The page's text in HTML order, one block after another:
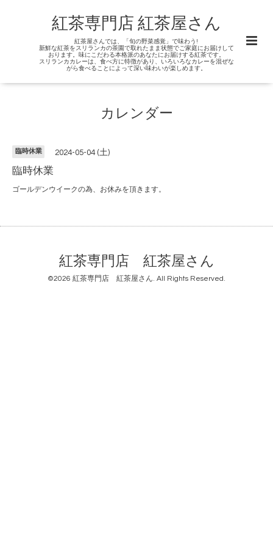
紅茶専門店 紅茶屋さん
紅茶屋さんでは、「旬の野菜感覚」で味わう!
新鮮な紅茶をスリランカの茶園で取れたまま状態でご家庭にお届けして
おります。味にこだわる本格派のあなたにお届けする紅茶です。
スリランカカレーは、食べ方に特徴があり、いろいろなカレーを混ぜな
がら食べることによって深い味わいが楽しめます。
カレンダー
臨時休業 2024-05-04 (土)
臨時休業
ゴールデンウイークの為、お休みを頂きます。
紅茶専門店 紅茶屋さん
©2026 紅茶専門店 紅茶屋さん. All Rights Reserved.